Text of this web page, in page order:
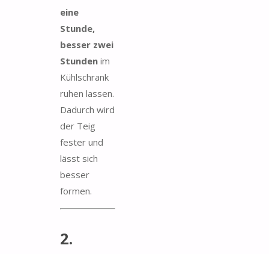
eine
Stunde,
besser zwei
Stunden im
Kühlschrank
ruhen lassen.
Dadurch wird
der Teig
fester und
lässt sich
besser
formen.
2.